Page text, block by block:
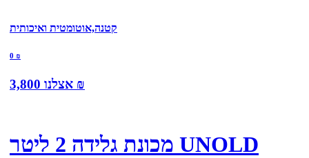
קטנה,אוטומטית ואיכותית
0 ₪
אצלנו 3,800 ₪
מכונת גלידה 2 ליטר UNOLD